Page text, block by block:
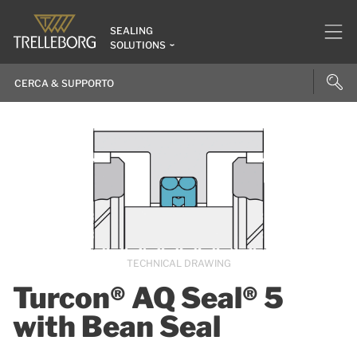
SEALING
SOLUTIONS
Turcon® AQ Seal® 5
with Bean Seal
TECHNICAL DRAWING